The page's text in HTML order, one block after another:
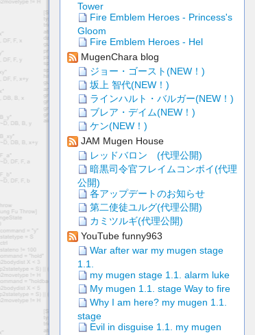
Tower
Fire Emblem Heroes - Princess's
Gloom
Fire Emblem Heroes - Hel
MugenChara blog
ジョー・ゴースト(NEW！)
坂上 智代(NEW！)
ラインハルト・バルガー(NEW！)
ブレア・デイム(NEW！)
ケン(NEW！)
JAM Mugen House
レッドバロン (代理公開)
暗黒司令官フレイムコンボイ(代理
公開)
各アップデートのお知らせ
第二使徒ユルグ(代理公開)
カミツルギ(代理公開)
YouTube funny963
War after war my mugen stage
1.1.
my mugen stage 1.1. alarm luke
My mugen 1.1. stage Way to fire
Why I am here? my mugen 1.1.
stage
Evil in disguise 1.1. my mugen